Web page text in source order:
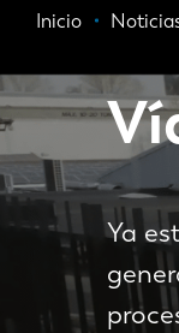
Ruta
de
Inicio
Ya